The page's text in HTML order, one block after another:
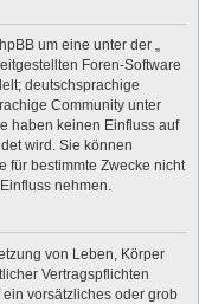
um eine unter der „
Foren-Software
deutschsprachige
Community unter
haben keinen Einfluss auf
wird. Sie können
für bestimmte Zwecke nicht
nehmen.
von Leben, Körper
Vertragspflichten
vorsätzliches oder grob